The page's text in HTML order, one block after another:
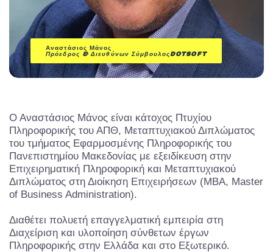
Αναστάσιος Μάνος
Πρόεδρος & Διευθύνων ΣύμβουλοςDOTSOFT
Ο Αναστάσιος Μάνος είναι κάτοχος Πτυχίου
Πληροφορικής του ΑΠΘ, Μεταπτυχιακού Διπλώματος
του τμήματος Εφαρμοσμένης Πληροφορικής του
Πανεπιστημίου Μακεδονίας με εξειδίκευση στην
Επιχειρηματική Πληροφορική και Μεταπτυχιακού
Διπλώματος στη Διοίκηση Επιχειρήσεων (MBA, Master
of Business Administration).
Διαθέτει πολυετή επαγγελματική εμπειρία στη
Διαχείριση και υλοποίηση σύνθετων έργων
Πληροφορικής στην Ελλάδα και στο Εξωτερικό.